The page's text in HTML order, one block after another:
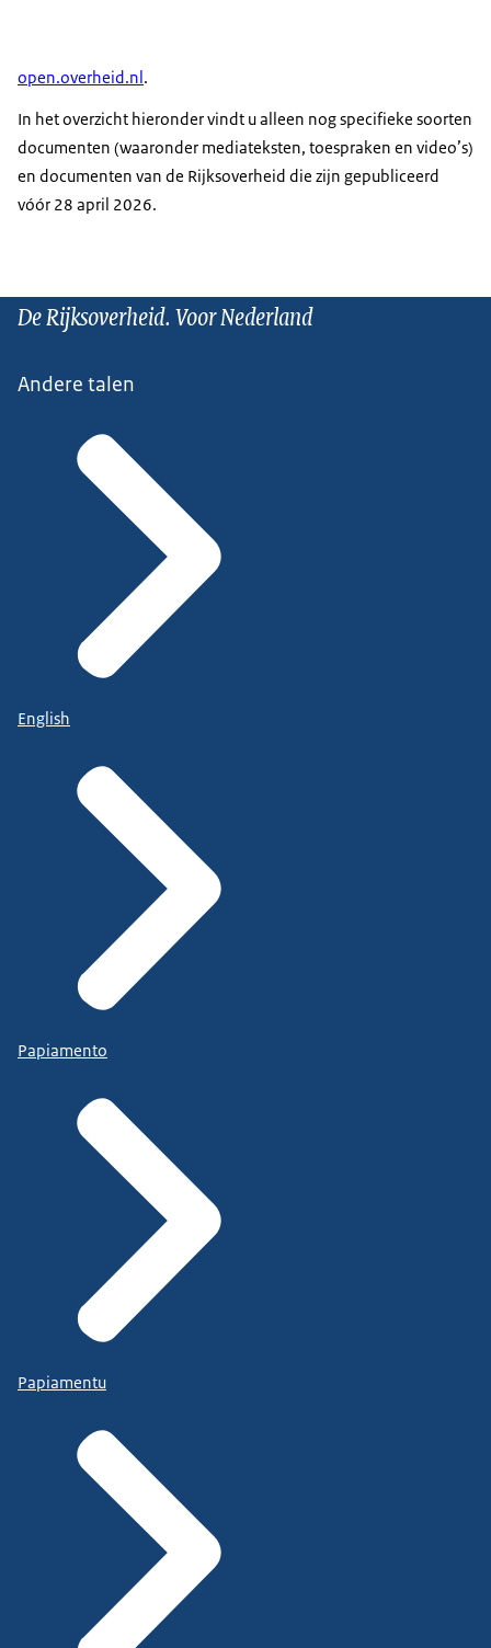
open.overheid.nl.
In het overzicht hieronder vindt u alleen nog specifieke soorten
documenten (waaronder mediateksten, toespraken en video’s)
en documenten van de Rijksoverheid die zijn gepubliceerd
vóór 28 april 2026.
De Rijksoverheid. Voor Nederland
Andere talen
English
Papiamento
Papiamentu